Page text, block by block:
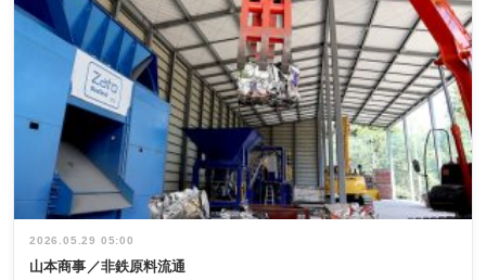
2026.05.29 05:00
山本商事／非鉄原料流通